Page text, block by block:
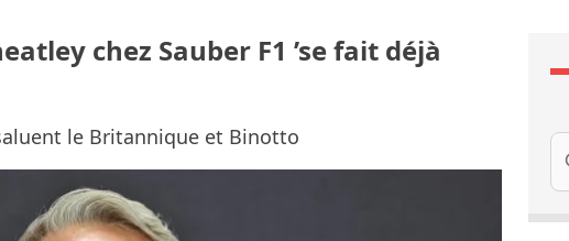
chez Sauber F1 ’se fait déjà
le Britannique et Binotto